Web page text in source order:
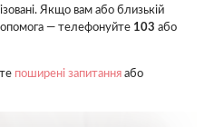
Якщо вам або близькій
— телефонуйте 103 або
поширені запитання або